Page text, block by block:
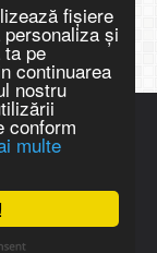
fişiere
și
pe
continuarea
nostru
conform
multe